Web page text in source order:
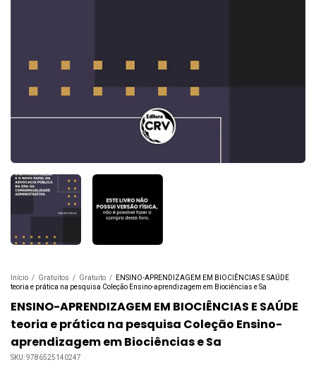
Início / Gratuitos / Gratuito /
ENSINO-APRENDIZAGEM EM BIOCIÊNCIAS E SAÚDE
teoria e prática na pesquisa Coleção Ensino-aprendizagem em Biociências e Sa
ENSINO-APRENDIZAGEM EM BIOCIÊNCIAS E SAÚDE
teoria e prática na pesquisa Coleção Ensino-
aprendizagem em Biociências e Sa
SKU:9786525140247